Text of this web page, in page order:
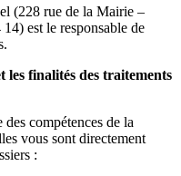
(228 rue de la Mairie –
est le responsable de
les finalités des traitements
compétences de la
vous sont directement
: